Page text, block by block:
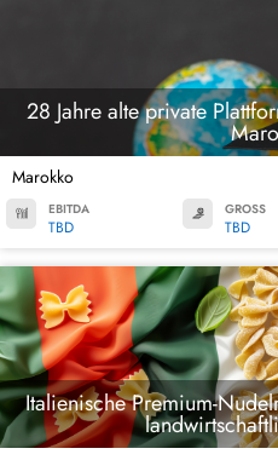
28 Jahre alte private
Marokko
EBITDA
TBD
GROSS
TBD
Italienische Premium-